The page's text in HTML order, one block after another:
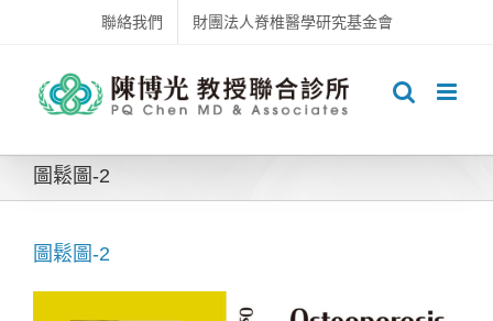
content
聯絡我們 財團法人脊椎醫學研究基金會
圖鬆圖-2
圖鬆圖-2